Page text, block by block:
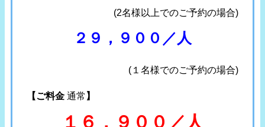
(2名様以上でのご予約の場合)
２９，９００／人
(１名様でのご予約の場合)
【ご料金 通常 】
１６，９００／人